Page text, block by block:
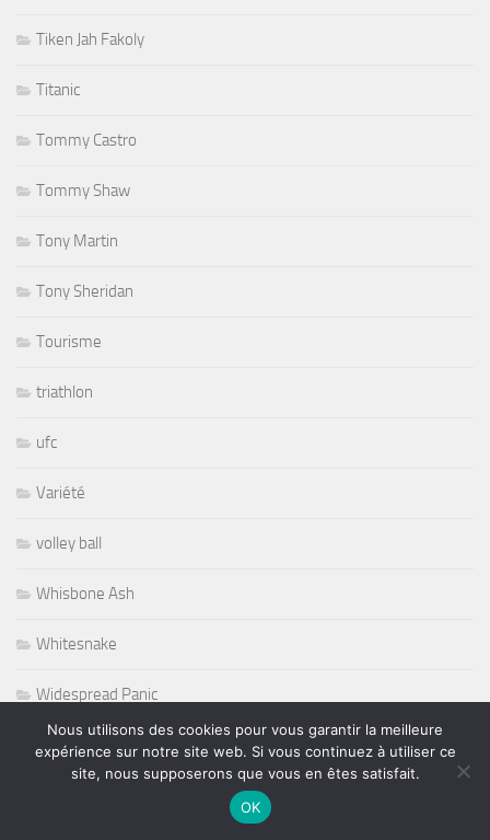
Tiken Jah Fakoly
Titanic
Tommy Castro
Tommy Shaw
Tony Martin
Tony Sheridan
Tourisme
triathlon
ufc
Variété
volley ball
Whisbone Ash
Whitesnake
Widespread Panic
World
Nous utilisons des cookies pour vous garantir la meilleure
expérience sur notre site web. Si vous continuez à utiliser ce
site, nous supposerons que vous en êtes satisfait.
OK